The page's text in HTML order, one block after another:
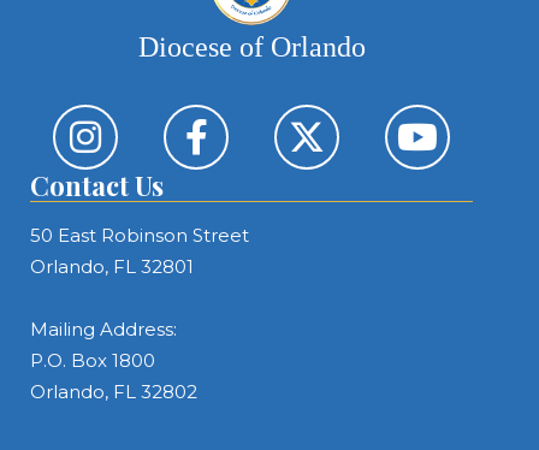
Diocese of Orlando
Contact Us
50 East Robinson Street
Orlando, FL 32801
Mailing Address:
P.O. Box 1800
Orlando, FL 32802